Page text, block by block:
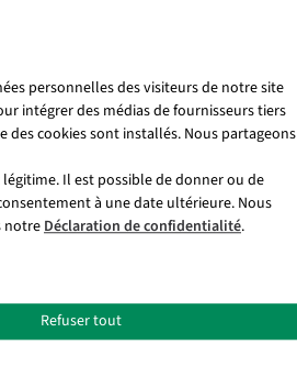
intérieur
personnelles des visiteurs de notre site
intégrer des médias de fournisseurs tiers
cookies sont installés. Nous partageons
Il est possible de donner ou de
à une date ultérieure. Nous
notre Déclaration de confidentialité.
Refuser tout